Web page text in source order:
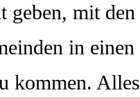
geben, mit den
in einen
kommen. Alles